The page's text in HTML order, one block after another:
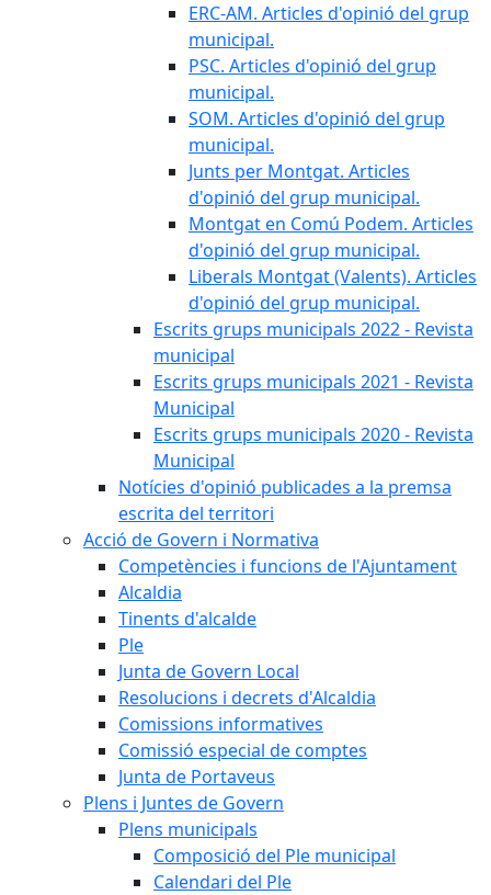
ERC-AM. Articles d'opinió del grup
municipal.
PSC. Articles d'opinió del grup
municipal.
SOM. Articles d'opinió del grup
municipal.
Junts per Montgat. Articles
d'opinió del grup municipal.
Montgat en Comú Podem. Articles
d'opinió del grup municipal.
Liberals Montgat (Valents). Articles
d'opinió del grup municipal.
Escrits grups municipals 2022 - Revista
municipal
Escrits grups municipals 2021 - Revista
Municipal
Escrits grups municipals 2020 - Revista
Municipal
Notícies d'opinió publicades a la premsa
escrita del territori
Acció de Govern i Normativa
Competències i funcions de l'Ajuntament
Alcaldia
Tinents d'alcalde
Ple
Junta de Govern Local
Resolucions i decrets d'Alcaldia
Comissions informatives
Comissió especial de comptes
Junta de Portaveus
Plens i Juntes de Govern
Plens municipals
Composició del Ple municipal
Calendari del Ple